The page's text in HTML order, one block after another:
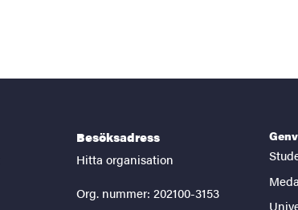
Besöksadress
Hitta organisation
Org. nummer: 202100-3153